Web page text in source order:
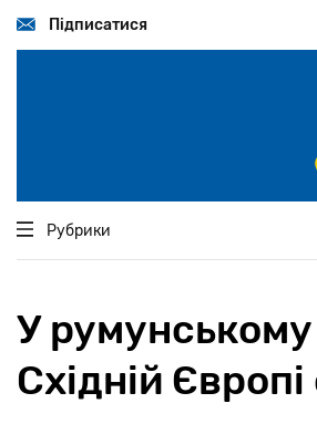
основногоПідписатися
Рубрики
У румунському
Східній